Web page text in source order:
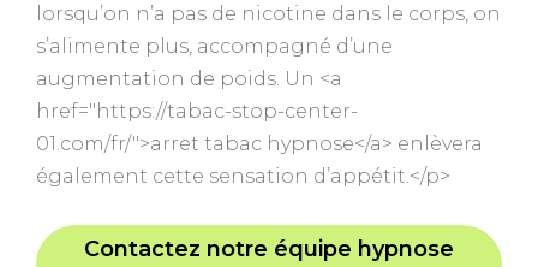
lorsqu’on n’a pas de nicotine dans le corps, on
s’alimente plus, accompagné d’une
augmentation de poids. Un <a
href="https://tabac-stop-center-
01.com/fr/">arret tabac hypnose</a> enlèvera
également cette sensation d’appétit.</p>
Contactez notre équipe hypnose